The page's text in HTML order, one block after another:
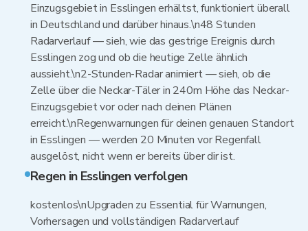
Einzugsgebiet in Esslingen erhältst, funktioniert überall
in Deutschland und darüber hinaus.\n48 Stunden
Radarverlauf — sieh, wie das gestrige Ereignis durch
Esslingen zog und ob die heutige Zelle ähnlich
aussieht.\n2-Stunden-Radar animiert — sieh, ob die
Zelle über die Neckar-Täler in 240m Höhe das Neckar-
Einzugsgebiet vor oder nach deinen Plänen
erreicht.\nRegenwarnungen für deinen genauen Standort
in Esslingen — werden 20 Minuten vor Regenfall
ausgelöst, nicht wenn er bereits über dir ist.
Regen in Esslingen verfolgen
kostenlos\nUpgraden zu Essential für Warnungen,
Vorhersagen und vollständigen Radarverlauf